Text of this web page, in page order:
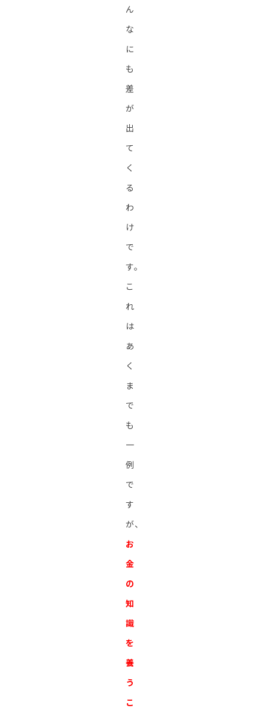
ん
な
に
も
差
が
出
て
く
る
わ
け
で
す。
こ
れ
は
あ
く
ま
で
も
一
例
で
す
が、
お
金
の
知
識
を
養
う
こ